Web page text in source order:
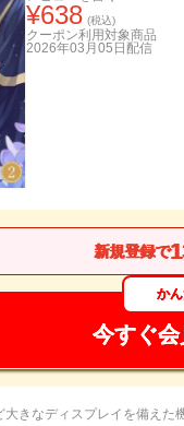
¥638 (税込)
クーポン利用対象商品
2026年03月05日 配信
新規登録で
か
今すぐ
きなディスプレイを備えた